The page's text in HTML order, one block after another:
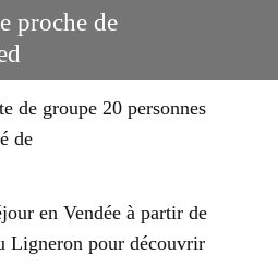
proche de
de groupe 20 personnes
de
en Vendée à partir de
Ligneron pour découvrir